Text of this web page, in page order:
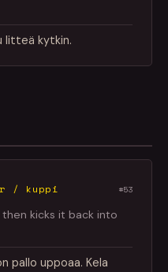
litteä kytkin.
/ kuppi #53
kicks it back into
pallo uppoaa. Kela